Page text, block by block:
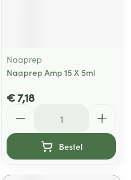
Naaprep
Naaprep Amp 15 X 5ml
€ 7,18
Bestel